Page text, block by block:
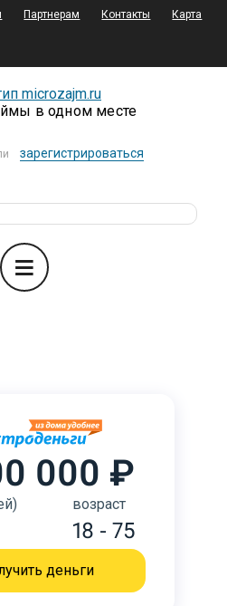
Партнерам Контакты
Карта
в одном месте
зарегистрироваться
000 ₽
возраст
18 - 75
деньги